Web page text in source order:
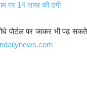
पर 14 लाख की ठगी
पोर्टल पर जाकर भी पढ़